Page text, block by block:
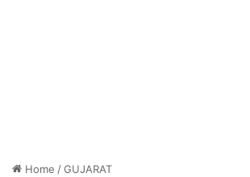
Home /GUJARAT